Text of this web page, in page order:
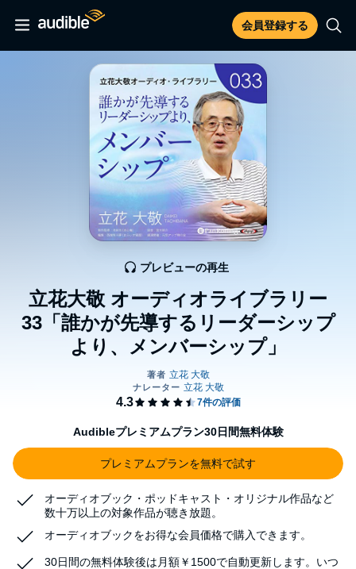
会員登録する
立花大敬 オーディオライブラリー
33「誰かが先導するリーダーシップ
より、メンバーシップ」
プレビューの再生
Audibleプレミアムプラン30日間無料体験
プレミアムプランを無料で試す
オーディオブック・ポッドキャスト・オリジナル作品など
数十万以上の対象作品が聴き放題。
オーディオブックをお得な会員価格で購入できます。
30日間の無料体験後は月額￥1500で自動更新します。いつ